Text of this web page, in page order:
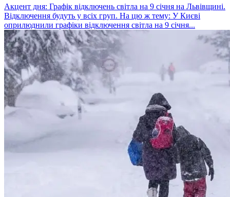
Акцент дня: Графік відключень світла на 9 січня на Львівщині.
Відключення будуть у всіх груп. На цю ж тему: У Києві
оприлюднили графіки відключення світла на 9 січня...